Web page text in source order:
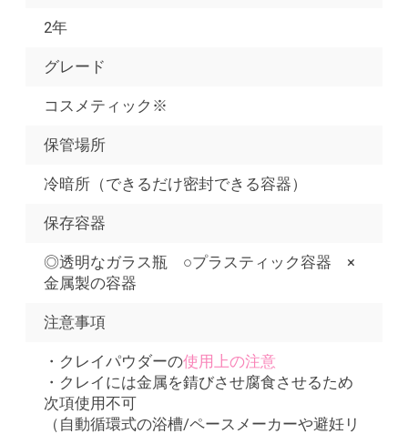
2年
グレード
コスメティック※
保管場所
冷暗所（できるだけ密封できる容器）
保存容器
◎透明なガラス瓶 ○プラスティック容器 ×
金属製の容器
注意事項
・クレイパウダーの使用上の注意
・クレイには金属を錆びさせ腐食させるため
次項使用不可
（自動循環式の浴槽/ペースメーカーや避妊リ